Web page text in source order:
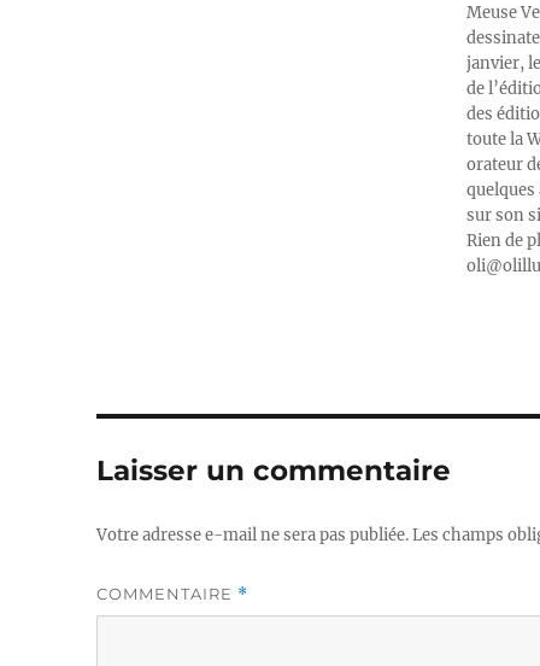
Meuse
janvier,
de
des
toute la
orateur
sur son
Rien de
Laisser un commentaire
Votre adresse e-mail ne sera pas publiée.Les champs
COMMENTAIRE *